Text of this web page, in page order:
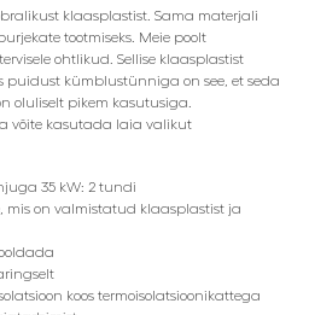
klaasplastist. Sama materjali
tootmiseks. Meie poolt
ohtlikud. Sellise klaasplastist
puidust kümblustünniga on see, et seda
oluliselt pikem kasutusiga.
võite kasutada laia valikut
35 kW: 2 tundi
mis on valmistatud klaasplastist ja
koos termoisolatsioonikattega